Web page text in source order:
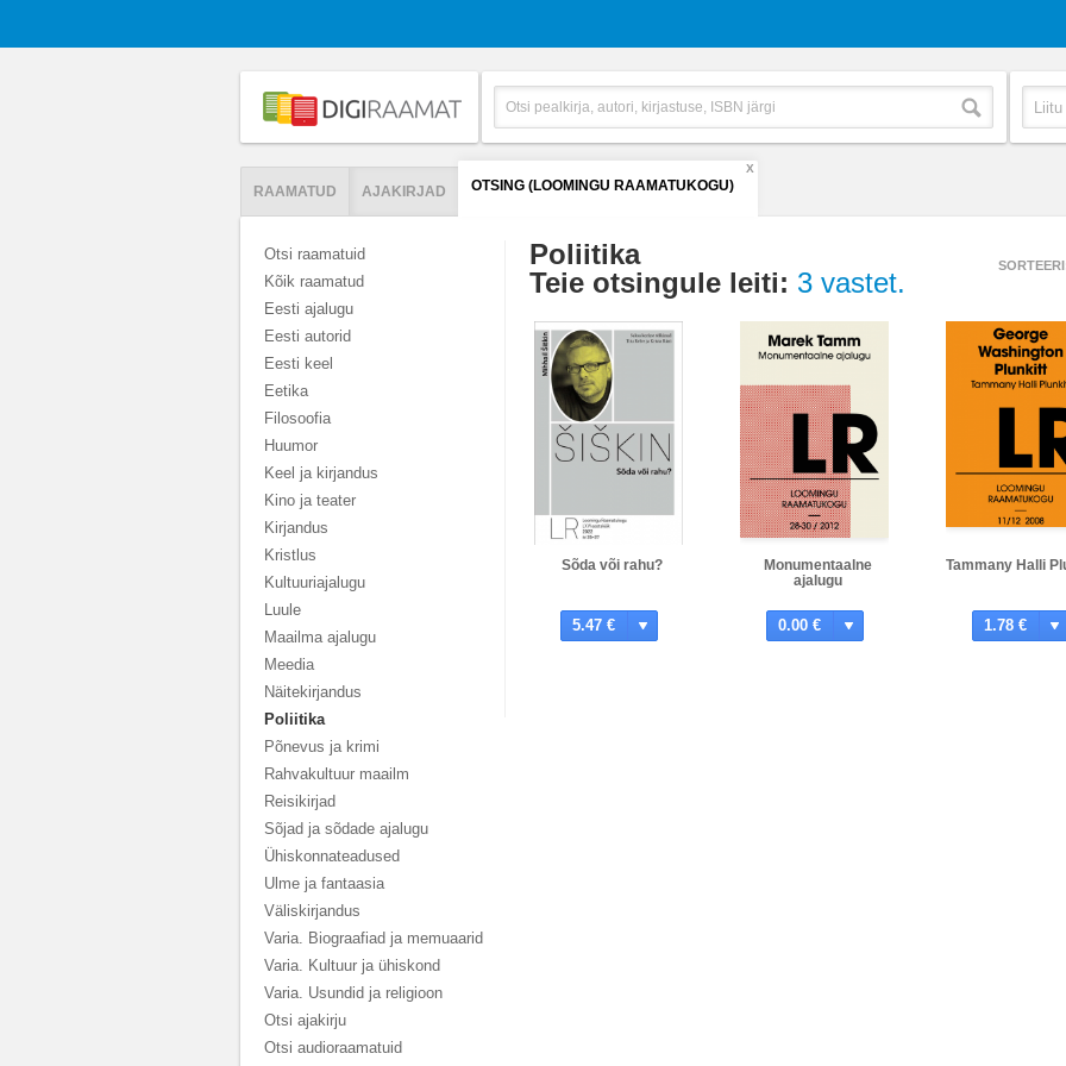
RAAMATUD AJAKIRJAD OTSING (LOOMINGU RAAMATUKOGU)
X
Otsi raamatuid
Kõik raamatud
Eesti ajalugu
Eesti autorid
Eesti keel
Eetika
Filosoofia
Huumor
Keel ja kirjandus
Kino ja teater
Kirjandus
Kristlus
Kultuuriajalugu
Luule
Maailma ajalugu
Meedia
Näitekirjandus
Poliitika
Põnevus ja krimi
Rahvakultuur maailm
Reisikirjad
Sõjad ja sõdade ajalugu
Ühiskonnateadused
Ulme ja fantaasia
Väliskirjandus
Varia. Biograafiad ja memuaarid
Varia. Kultuur ja ühiskond
Varia. Usundid ja religioon
Otsi ajakirju
Otsi audioraamatuid
Poliitika
Teie otsingule leiti: 3 vastet.
Sõda või rahu?
5.47 €
Monumentaalne
ajalugu
0.00 €
Tammany Halli
1.78 €